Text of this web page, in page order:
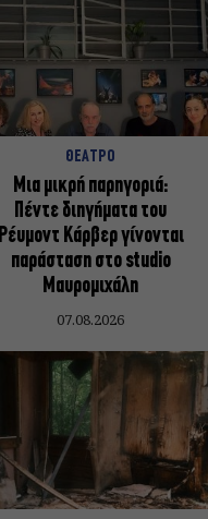
ΘΕΑΤΡΟ
Μια μικρή παρηγοριά:
Πέντε διηγήματα του
Ρέυμοντ Κάρβερ γίνονται
παράσταση στο studio
Μαυρομιχάλη
07.08.2026